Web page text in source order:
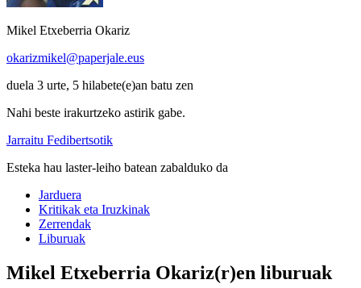
Mikel Etxeberria Okariz
okarizmikel@paperjale.eus
duela 3 urte, 5 hilabete(e)an batu zen
Nahi beste irakurtzeko astirik gabe.
Jarraitu Fedibertsotik
Esteka hau laster-leiho batean zabalduko da
Jarduera
Kritikak eta Iruzkinak
Zerrendak
Liburuak
Mikel Etxeberria Okariz(r)en liburuak